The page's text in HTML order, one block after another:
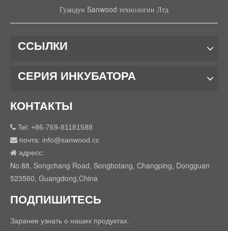
Гуандун Sanwood технологии Лтд
ССЫЛКИ
СЕРИЯ ИНКУБАТОРА
КОНТАКТЫ
 Tel: +86-769-81181588
 почта: info@sanwood.cc
 адресс:
No.88, Songchang Road, Songbotang, Changping, Dongguan
523560, Guangdong,China
ПОДПИШИТЕСЬ
Заранее узнать о наших продуктах.